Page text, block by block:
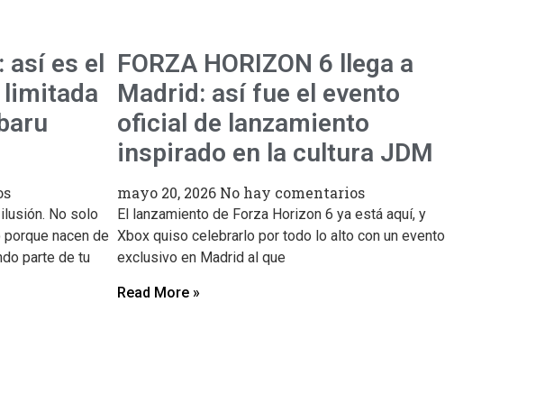
así es el
No solo
nacen de
parte de tu
FORZA HORIZON 6 llega a
Madrid: así fue el evento
oficial de lanzamiento
inspirado en la cultura JDM
mayo 20, 2026 No hay comentarios
El lanzamiento de Forza Horizon 6 ya está aquí, y
Xbox quiso celebrarlo por todo lo alto con un evento
exclusivo en Madrid al que
Read More »